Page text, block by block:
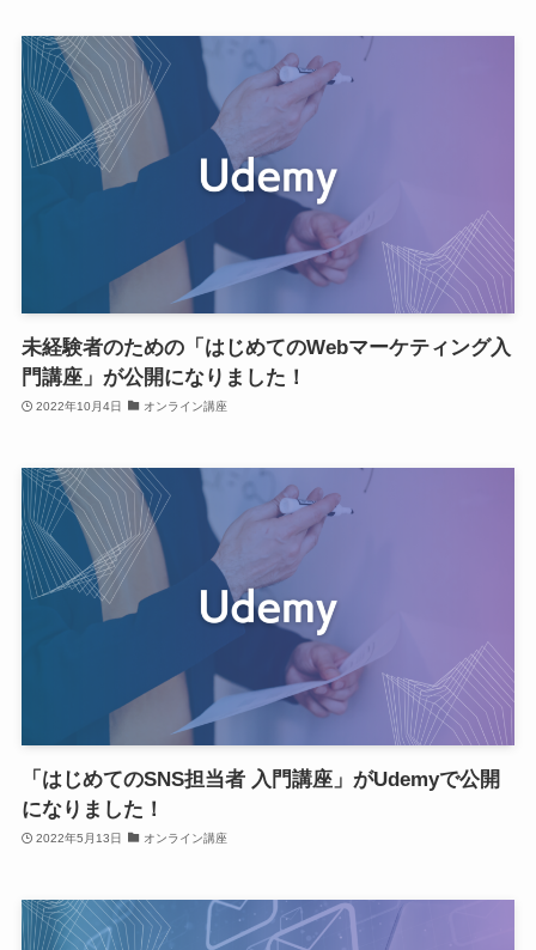
未経験者のための「はじめてのWebマーケティング入
門講座」が公開になりました！
2022年10月4日 オンライン講座
「はじめてのSNS担当者 入門講座」がUdemyで公開
になりました！
2022年5月13日 オンライン講座